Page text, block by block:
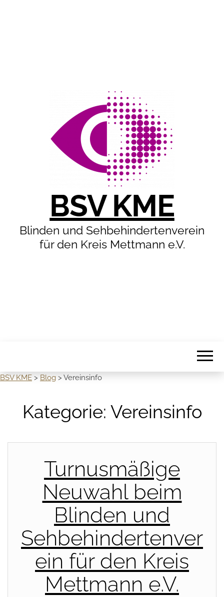
BSV KME
Blinden und Sehbehindertenverein
für den Kreis Mettmann e.V.
BSV KME > Blog > Vereinsinfo
Kategorie: Vereinsinfo
Turnusmäßige
Neuwahl beim
Blinden und
Sehbehindertenver
ein für den Kreis
Mettmann e.V.